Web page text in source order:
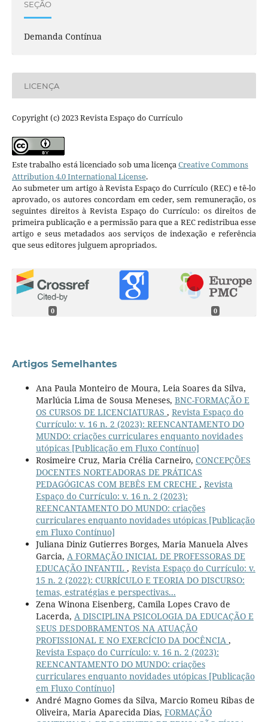
SEÇÃO
Demanda Contínua
LICENÇA
Copyright (c) 2023 Revista Espaço do Currículo
Este trabalho está licenciado sob uma licençaCreative Commons
Attribution 4.0 International License.
Ao submeter um artigo à Revista Espaço do Currículo (REC) e tê-lo
aprovado, os autores concordam em ceder, sem remuneração, os
seguintes direitos à Revista Espaço do Currículo: os direitos de
primeira publicação e a permissão para que a REC redistribua esse
artigo e seus metadados aos serviços de indexação e referência
que seus editores julguem apropriados.
0 0
Artigos Semelhantes
Ana Paula Monteiro de Moura, Leia Soares da Silva,
Marlúcia Lima de Sousa Meneses, BNC-FORMAÇÃO E
OS CURSOS DE LICENCIATURAS , Revista Espaço do
Currículo: v. 16 n. 2 (2023): REENCANTAMENTO DO
MUNDO: criações curriculares enquanto novidades
utópicas [Publicação em Fluxo Contínuo]
Rosimeire Cruz, Maria Crélia Carneiro, CONCEPÇÕES
DOCENTES NORTEADORAS DE PRÁTICAS
PEDAGÓGICAS COM BEBÊS EM CRECHE , Revista
Espaço do Currículo: v. 16 n. 2 (2023):
REENCANTAMENTO DO MUNDO: criações
curriculares enquanto novidades utópicas [Publicação
em Fluxo Contínuo]
Juliana Diniz Gutierres Borges, Maria Manuela Alves
Garcia, A FORMAÇÃO INICIAL DE PROFESSORAS DE
EDUCAÇÃO INFANTIL , Revista Espaço do Currículo: v.
15 n. 2 (2022): CURRÍCULO E TEORIA DO DISCURSO:
temas, estratégias e perspectivas...
Zena Winona Eisenberg, Camila Lopes Cravo de
Lacerda, A DISCIPLINA PSICOLOGIA DA EDUCAÇÃO E
SEUS DESDOBRAMENTOS NA ATUAÇÃO
PROFISSIONAL E NO EXERCÍCIO DA DOCÊNCIA ,
Revista Espaço do Currículo: v. 16 n. 2 (2023):
REENCANTAMENTO DO MUNDO: criações
curriculares enquanto novidades utópicas [Publicação
em Fluxo Contínuo]
André Magno Gomes da Silva, Marcio Romeu Ribas de
Oliveira, Maria Aparecida Dias, FORMAÇÃO